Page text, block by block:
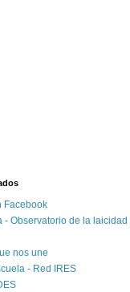
Facebook
- Observatorio de la laicidad
nos une
- Red IRES